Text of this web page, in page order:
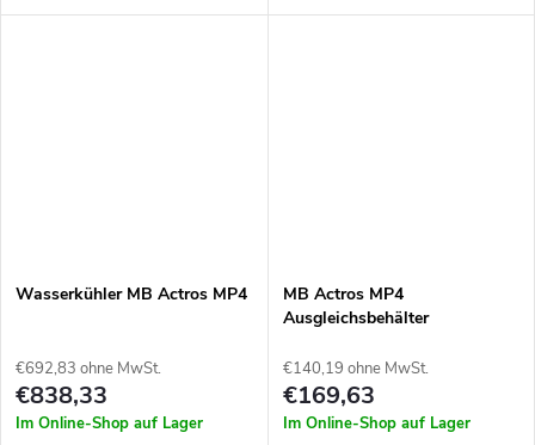
TD19-50-268 Artikelnummer:
Wasserkühler MB Actros MP4
€692,83 ohne MwSt.
€838,33
Im Online-Shop auf Lager
MB Actros MP4
Ausgleichsbehälter
€140,19 ohne MwSt.
€169,63
Im Online-Shop auf Lager